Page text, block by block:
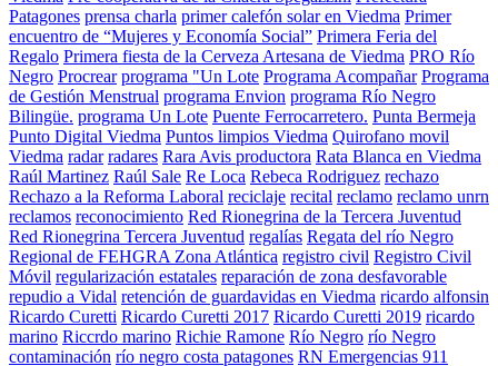
Patagones prensa charla primer calefón solar en Viedma Primer
encuentro de “Mujeres y Economía Social” Primera Feria del
Regalo Primera fiesta de la Cerveza Artesana de Viedma PRO Río
Negro Procrear programa "Un Lote Programa Acompañar Programa
de Gestión Menstrual programa Envion programa Río Negro
Bilingüe. programa Un Lote Puente Ferrocarretero. Punta Bermeja
Punto Digital Viedma Puntos limpios Viedma Quirofano movil
Viedma radar radares Rara Avis productora Rata Blanca en Viedma
Raúl Martinez Raúl Sale Re Loca Rebeca Rodriguez rechazo
Rechazo a la Reforma Laboral reciclaje recital reclamo reclamo unrn
reclamos reconocimiento Red Rionegrina de la Tercera Juventud
Red Rionegrina Tercera Juventud regalías Regata del río Negro
Regional de FEHGRA Zona Atlántica registro civil Registro Civil
Móvil regularización estatales reparación de zona desfavorable
repudio a Vidal retención de guardavidas en Viedma ricardo alfonsin
Ricardo Curetti Ricardo Curetti 2017 Ricardo Curetti 2019 ricardo
marino Riccrdo marino Richie Ramone Río Negro río Negro
contaminación río negro costa patagones RN Emergencias 911